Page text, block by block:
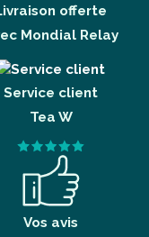
offerte
Mondial Relay
Service client
Tea W
Vos avis